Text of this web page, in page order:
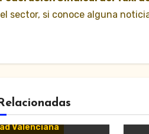
sector, si conoce alguna
y notas de
Valenciana